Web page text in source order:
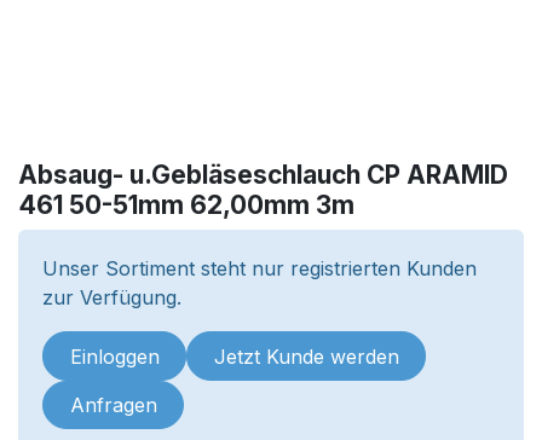
Absaug- u.Gebläseschlauch CP ARAMID
461 50-51mm 62,00mm 3m
Unser Sortiment steht nur registrierten Kunden
zur Verfügung.
Einloggen Jetzt Kunde werden
Anfragen